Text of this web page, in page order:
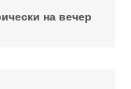
на вечер